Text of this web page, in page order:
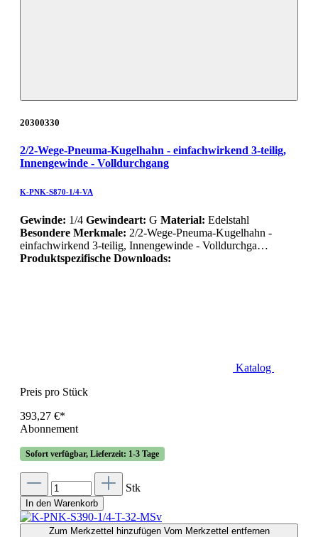
20300330
2/2-Wege-Pneuma-Kugelhahn - einfachwirkend 3-teilig,
Innengewinde - Volldurchgang
K-PNK-S870-1/4-VA
Gewinde: 1/4 Gewindeart: G Material: Edelstahl
Besondere Merkmale: 2/2-Wege-Pneuma-Kugelhahn -
einfachwirkend 3-teilig, Innengewinde - Volldurchga…
Produktspezifische Downloads:
Katalog
Preis pro Stück
393,27 €*
Abonnement
Sofort verfügbar, Lieferzeit: 1-3 Tage
Stk
In den Warenkorb
Zum Merkzettel hinzufügen Vom Merkzettel entfernen